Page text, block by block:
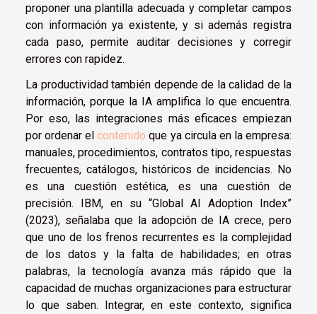
proponer una plantilla adecuada y completar campos
con información ya existente, y si además registra
cada paso, permite auditar decisiones y corregir
errores con rapidez.
La productividad también depende de la calidad de la
información, porque la IA amplifica lo que encuentra.
Por eso, las integraciones más eficaces empiezan
por ordenar elcontenido que ya circula en la empresa:
manuales, procedimientos, contratos tipo, respuestas
frecuentes, catálogos, históricos de incidencias. No
es una cuestión estética, es una cuestión de
precisión. IBM, en su “Global AI Adoption Index”
(2023), señalaba que la adopción de IA crece, pero
que uno de los frenos recurrentes es la complejidad
de los datos y la falta de habilidades; en otras
palabras, la tecnología avanza más rápido que la
capacidad de muchas organizaciones para estructurar
lo que saben. Integrar, en este contexto, significa